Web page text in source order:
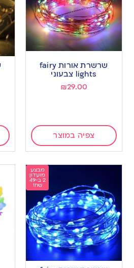
שרשרת אורות fairy
lights צבעוני
₪29.00
צפיה במוצר
מבצע
מועדון
2 ב-49
שח!